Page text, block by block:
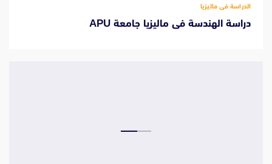
الدراسة فى ماليزيا
دراسة الهندسة فى ماليزيا جامعة APU